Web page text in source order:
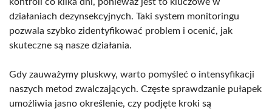
działaniach dezynsekcyjnych. Taki system monitoringu
pozwala szybko zidentyfikować problem i ocenić, jak
skuteczne są nasze działania.
Gdy zauważymy pluskwy, warto pomyśleć o intensyfikacji
naszych metod zwalczających. Częste sprawdzanie pułapek
umożliwia jasno określenie, czy podjęte kroki są